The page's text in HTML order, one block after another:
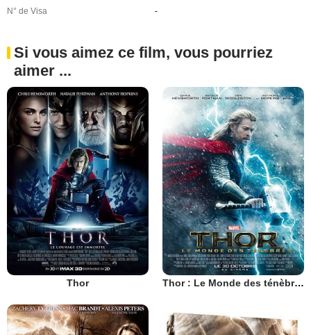
N° de Visa
-
Si vous aimez ce film, vous pourriez
aimer ...
Thor Thor : Le Monde des ténèbres